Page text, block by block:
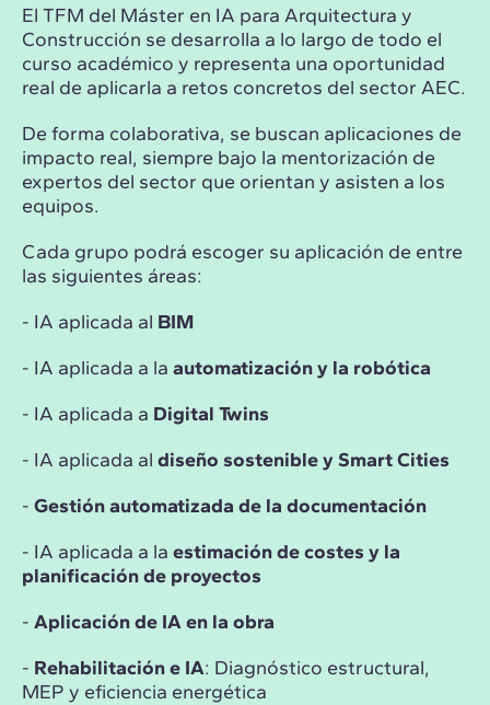
El TFM del Máster en IA para Arquitectura y
Construcción se desarrolla a lo largo de todo el
curso académico y representa una oportunidad
real de aplicarla a retos concretos del sector AEC.
De forma colaborativa, se buscan aplicaciones de
impacto real, siempre bajo la mentorización de
expertos del sector que orientan y asisten a los
equipos.
Cada grupo podrá escoger su aplicación de entre
las siguientes áreas:
- IA aplicada al BIM
- IA aplicada a la automatización y la robótica
- IA aplicada a Digital Twins
- IA aplicada al diseño sostenible y Smart Cities
- Gestión automatizada de la documentación
- IA aplicada a la estimación de costes y la
planificación de proyectos
- Aplicación de IA en la obra
- Rehabilitación e IA: Diagnóstico estructural,
MEP y eficiencia energética